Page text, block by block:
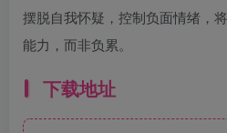
摆脱自我怀疑，控制负面情绪，
能力，而非负累。
下载地址